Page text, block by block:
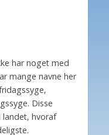
har noget med
mange navne her
Disse
landet, hvoraf